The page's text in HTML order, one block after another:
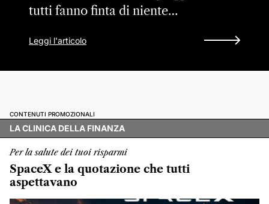
tutti fanno finta di niente…
Leggi l'articolo
CONTENUTI PROMOZIONALI
LA CLINICA DELLA FINANZA
Per la salute dei tuoi risparmi
SpaceX e la quotazione che tutti
aspettavano